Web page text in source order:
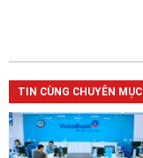
TIN CÙNG CHUYÊN MỤC